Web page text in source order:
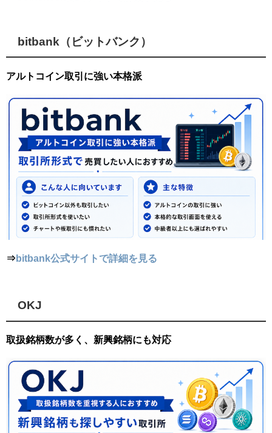
bitbank（ビットバンク）
アルトコイン取引に強い本格派
⇒bitbank公式サイトで詳細を見る
OKJ
取扱銘柄数が多く、新興銘柄にも対応